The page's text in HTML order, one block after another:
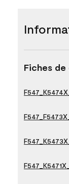
Fiches